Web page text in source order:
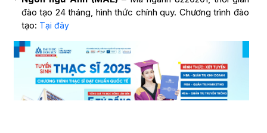
đào tạo 24 tháng, hình thức chính quy. Chương trình đào
tạo: Tại đây